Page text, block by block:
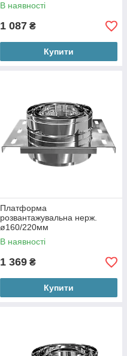
В наявності
1 087 ₴
Купити
Платформа
розвантажувальна нерж.
ø160/220мм
В наявності
1 369 ₴
Купити